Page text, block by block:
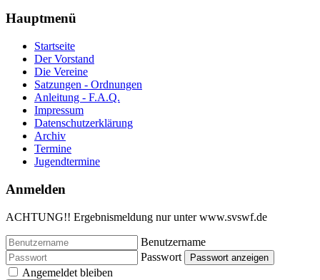
Hauptmenü
Startseite
Der Vorstand
Die Vereine
Satzungen - Ordnungen
Anleitung - F.A.Q.
Impressum
Datenschutzerklärung
Archiv
Termine
Jugendtermine
Anmelden
ACHTUNG!! Ergebnismeldung nur unter www.svswf.de
Benutzername
Passwort
Passwort anzeigen
Angemeldet bleiben